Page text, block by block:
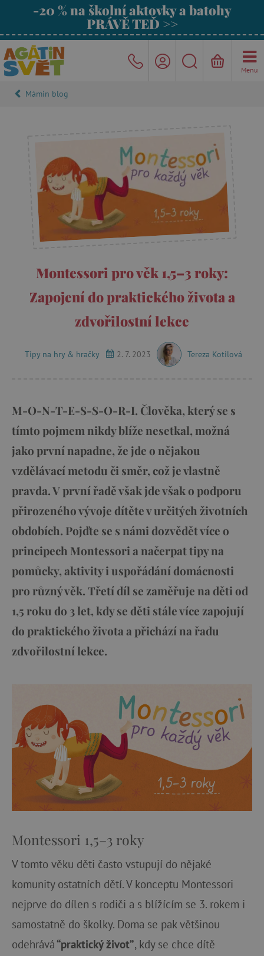
-20 % na školní aktovky a batohy
PRÁVĚ TEĎ >>
Menu
Mámin blog
Montessori pro věk 1,5–3 roky:
Zapojení do praktického života a
zdvořilostní lekce
Tipy na hry & hračky 2. 7. 2023 Tereza Kotilová
M-O-N-T-E-S-S-O-R-I. Člověka, který se s
tímto pojmem nikdy blíže nesetkal, možná
jako první napadne, že jde o nějakou
vzdělávací metodu či směr, což je vlastně
pravda. V první řadě však jde však o podporu
přirozeného vývoje dítěte v určitých životních
obdobích. Pojďte se s námi dozvědět více o
principech Montessori a načerpat tipy na
pomůcky, aktivity i uspořádání domácnosti
pro různý věk. Třetí díl se zaměřuje na děti od
1,5 roku do 3 let, kdy se děti stále více zapojují
do praktického života a přichází na řadu
zdvořilostní lekce.
Montessori 1,5–3 roky
V tomto věku děti často vstupují do nějaké
komunity ostatních dětí. V konceptu Montessori
nejprve do dílen s rodiči a s blížícím se 3. rokem i
samostatně do školky. Doma se pak většinou
odehrává “praktický život”, kdy se chce dítě